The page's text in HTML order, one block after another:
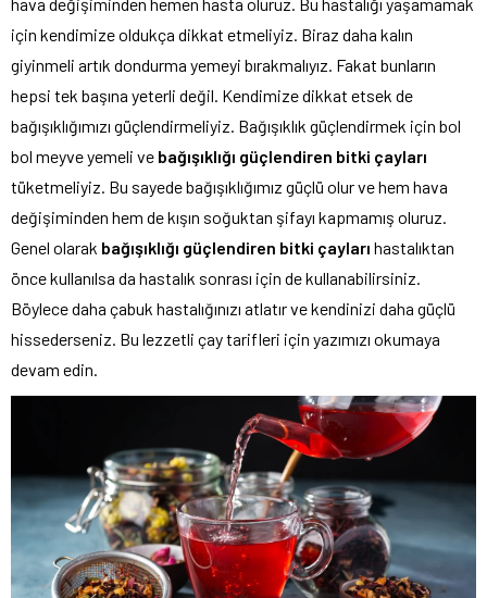
için kendimize oldukça dikkat etmeliyiz. Biraz daha kalın
giyinmeli artık dondurma yemeyi bırakmalıyız. Fakat bunların
hepsi tek başına yeterli değil. Kendimize dikkat etsek de
bağışıklığımızı güçlendirmeliyiz. Bağışıklık güçlendirmek için bol
bol meyve yemeli ve bağışıklığı güçlendiren bitki çayları
tüketmeliyiz. Bu sayede bağışıklığımız güçlü olur ve hem hava
değişiminden hem de kışın soğuktan şifayı kapmamış oluruz.
Genel olarak bağışıklığı güçlendiren bitki çayları hastalıktan
önce kullanılsa da hastalık sonrası için de kullanabilirsiniz.
Böylece daha çabuk hastalığınızı atlatır ve kendinizi daha güçlü
hissederseniz. Bu lezzetli çay tarifleri için yazımızı okumaya
devam edin.